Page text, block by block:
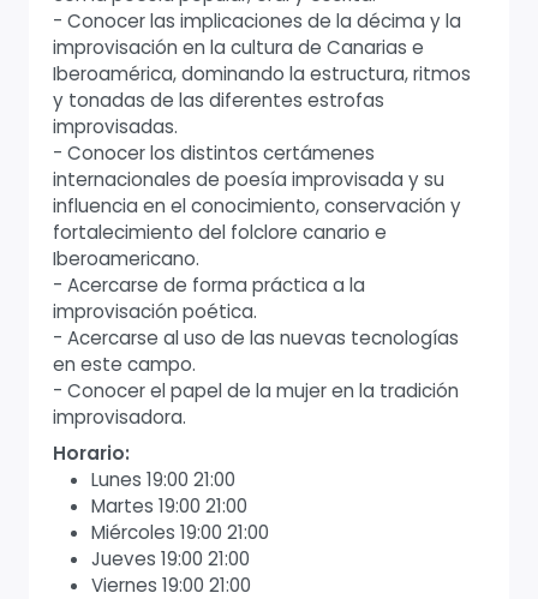
- Conocer las implicaciones de la décima y la
improvisación en la cultura de Canarias e
Iberoamérica, dominando la estructura, ritmos
y tonadas de las diferentes estrofas
improvisadas.
- Conocer los distintos certámenes
internacionales de poesía improvisada y su
influencia en el conocimiento, conservación y
fortalecimiento del folclore canario e
Iberoamericano.
- Acercarse de forma práctica a la
improvisación poética.
- Acercarse al uso de las nuevas tecnologías
en este campo.
- Conocer el papel de la mujer en la tradición
improvisadora.
Horario:
Lunes 19:00 21:00
Martes 19:00 21:00
Miércoles 19:00 21:00
Jueves 19:00 21:00
Viernes 19:00 21:00